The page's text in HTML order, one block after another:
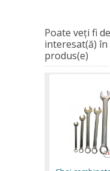
Poate veţi fi
interesat(ă)
produs(e)